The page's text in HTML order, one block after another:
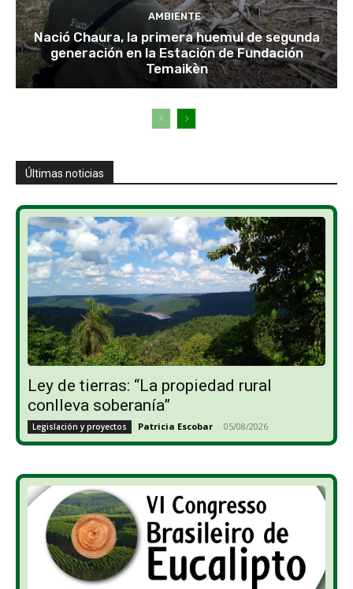
AMBIENTE
Nació Chaura, la primera huemul de segunda
generación en la Estación de Fundación
Temaikèn
Últimas noticias
Ley de tierras: “La propiedad rural
conlleva soberanía”
Legislación y proyectos Patricia Escobar - 05/08/2026